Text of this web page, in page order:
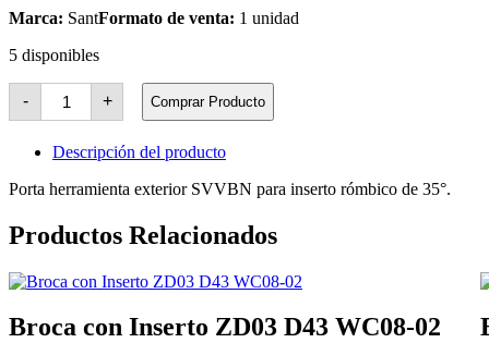
Marca: SantFormato de venta: 1 unidad
5 disponibles
-
Porta
Herramienta
Exterior
SVVBN1616
H16
+ Comprar Producto
Descripción del producto
Porta herramienta exterior SVVBN para inserto rómbico de 35°.
Productos Relacionados
Broca con Inserto ZD03 D43 WC08-02